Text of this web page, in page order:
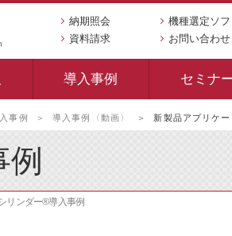
納期照会
機種選定ソ
資料請求
お問い合わせ
導入事例 セミナ
事例 導入事例〈動画〉 新製品アプリケ
リンダー®導入事例